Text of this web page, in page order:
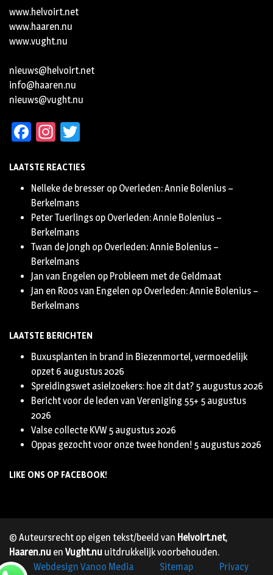
www.helvoirt.net
www.haaren.nu
www.vught.nu
nieuws@helvoirt.net
info@haaren.nu
nieuws@vught.nu
Facebook
Instagram
LAATSTE REACTIES
Nelleke de bresser op Overleden: Annie Bolenius –
Berkelmans
Peter Tuerlings op Overleden: Annie Bolenius –
Berkelmans
Twan de Jongh op Overleden: Annie Bolenius –
Berkelmans
Jan van Engelen op Probleem met de Geldmaat
Jan en Roos van Engelen op Overleden: Annie Bolenius –
Berkelmans
LAATSTE BERICHTEN
Buxusplanten in brand in Biezenmortel, vermoedelijk
opzet 6 augustus 2026
Spreidingswet asielzoekers: hoe zit dat? 5 augustus 2026
Bericht voor de leden van Vereniging 55+ 5 augustus
2026
Valse collecte KVW 5 augustus 2026
Oppas gezocht voor onze twee honden! 5 augustus 2026
LIKE ONS OP FACEBOOK!
© Auteursrecht op eigen tekst/beeld van Helvoirt.net,
Haaren.nu en Vught.nu uitdrukkelijk voorbehouden.
Webdesign Vanoo Media
Sitemap Privacy